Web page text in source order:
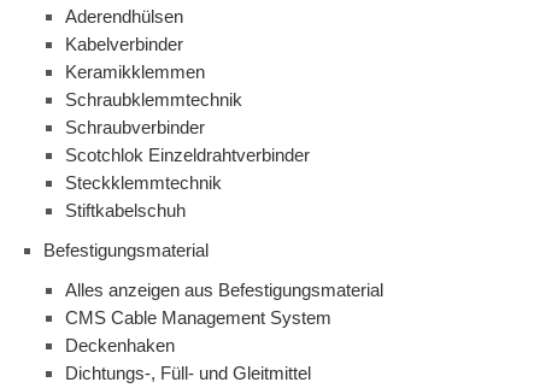
Aderendhülsen
Kabelverbinder
Keramikklemmen
Schraubklemmtechnik
Schraubverbinder
Scotchlok Einzeldrahtverbinder
Steckklemmtechnik
Stiftkabelschuh
Befestigungsmaterial
Alles anzeigen aus Befestigungsmaterial
CMS Cable Management System
Deckenhaken
Dichtungs-, Füll- und Gleitmittel